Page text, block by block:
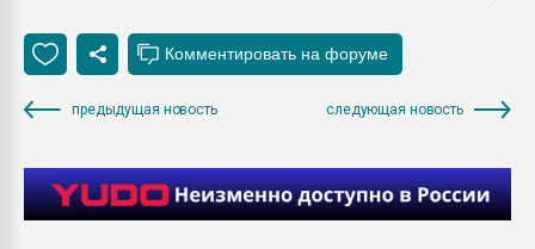
предыдущая новость следующая новость